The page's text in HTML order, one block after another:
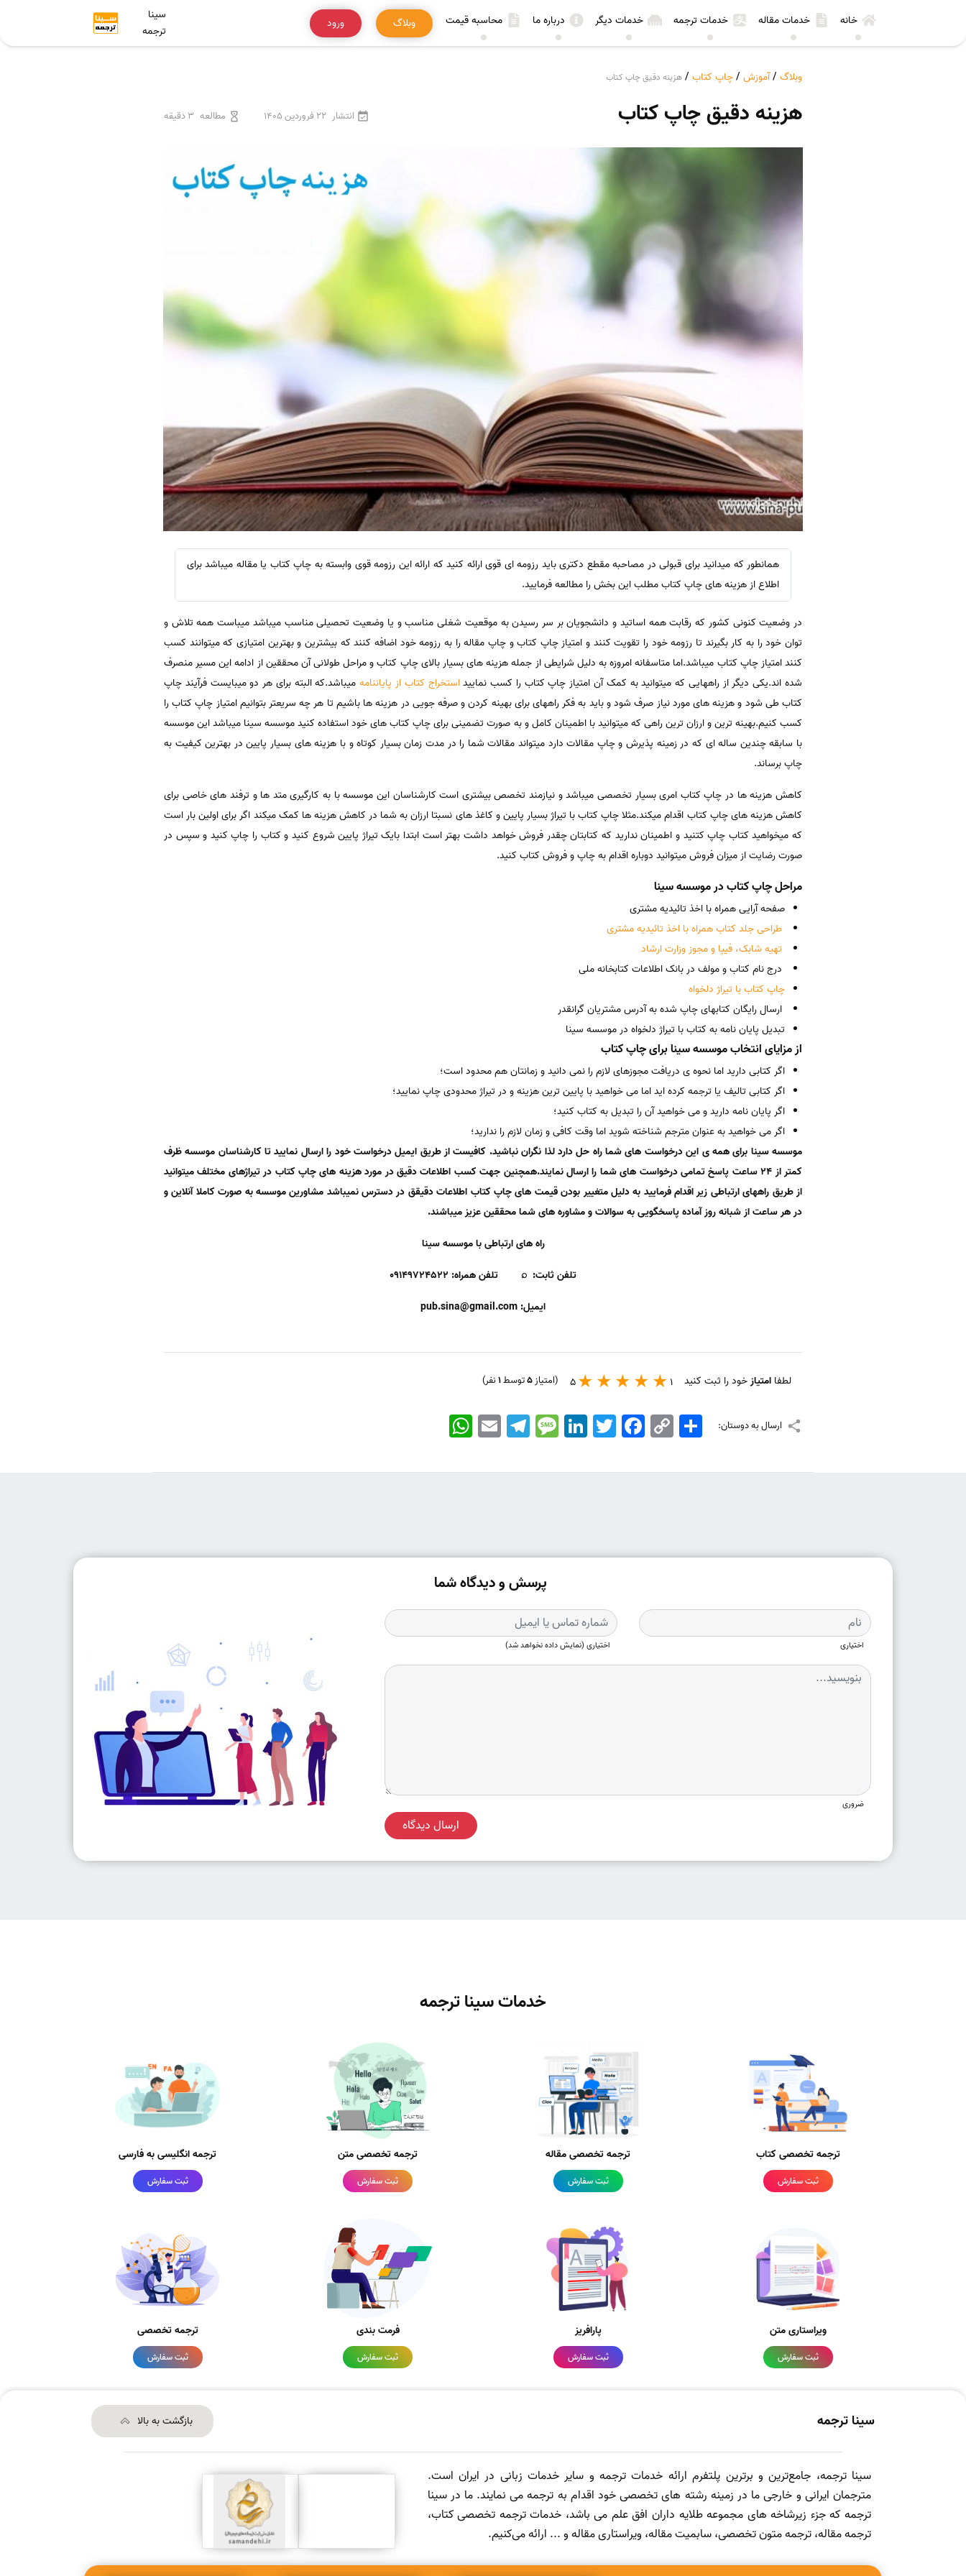
خانه خدمات مقاله خدمات ترجمه خدمات دیگر درباره ما محاسبه قیمت وبلاگ ورود
سینا
ترجمه
وبلاگ /آموزش /چاپ کتاب / هزینه دقیق چاپ کتاب
هزینه دقیق چاپ کتاب انتشار 22 فروردین 1405 مطالعه 3 دقیقه
همانطور که میدانید برای قبولی در مصاحبه مقطع دکتری باید رزومه ای قوی ارائه کنید که ارائه این رزومه قوی وابسته به چاپ کتاب یا مقاله میباشد برای
اطلاع از هزینه های چاپ کتاب مطلب این بخش را مطالعه فرمایید.
در وضعیت کنونی کشور که رقابت همه اساتید و دانشجویان بر سر رسیدن به موقعیت شغلی مناسب و یا وضعیت تحصیلی مناسب میباشد میباست همه تلاش و
توان خود را به کار بگیرند تا رزومه خود را تقویت کنند و امتیاز چاپ کتاب و چاپ مقاله را به رزومه خود اضافه کنند که بیشترین و بهترین امتیازی که میتوانند کسب
کنند امتیاز چاپ کتاب میباشد.اما متاسفانه امروزه به دلیل شرایطی از جمله هزینه های بسیار بالای چاپ کتاب و مراحل طولانی آن محققین از ادامه این مسیر منصرف
شده اند.یکی دیگر از راههایی که میتوانید به کمک آن امتیاز چاپ کتاب را کسب نماییداستخراج کتاب از پایاننامهمیباشد.که البته برای هر دو میبایست فرآیند چاپ
کتاب طی شود و هزینه های مورد نیاز صرف شود و باید به فکر راههای برای بهینه کردن و صرفه جویی در هزینه ها باشیم تا هر چه سریعتر بتوانیم امتیاز چاپ کتاب را
کسب کنیم.بهینه ترین و ارزان ترین راهی که میتوانید با اطمینان کامل و به صورت تضمینی برای چاپ کتاب های خود استفاده کنید موسسه سینا میباشد این موسسه
با سابقه چندین ساله ای که در زمینه پذیرش و چاپ مقالات دارد میتواند مقالات شما را در مدت زمان بسیار کوتاه و با هزینه های بسیار پایین در بهترین کیفیت به
چاپ برساند.
کاهش هزینه ها در چاپ کتاب امری بسیار تخصصی میباشد و نیازمند تخصص بیشتری است کارشناسان این موسسه با به کارگیری متد ها و ترفند های خاصی برای
کاهش هزینه های چاپ کتاب اقدام میکند.مثلا چاپ کتاب با تیراژ بسیار پایین و کاغذ های نسبتا ارزان به شما در کاهش هزینه ها کمک میکند اگر برای اولین بار است
که میخواهید کتاب چاپ کتنید و اطمینان ندارید که کتابتان چقدر فروش خواهد داشت بهتر است ابتدا بایک تیراژ پایین شروع کنید و کتاب را چاپ کنید و سپس در
صورت رضایت از میزان فروش میتوانید دوباره اقدام به چاپ و فروش کتاب کنید.
مراحل چاپ کتاب در موسسه سینا
صفحه آرایی همراه با اخذ تائیدیه مشتری
طراحی جلد کتاب همراه با اخذ تائیدیه مشتری
تهیه شابک، فیپا و مجوزوزارت ارشاد
درج نام کتاب و مولف در بانک اطلاعات کتابخانه ملی
چاپ کتاب با تیراژ دلخواه
ارسال رایگان کتابهای چاپ شده به آدرس مشتریان گرانقدر
تبدیل پایان نامه به کتاب با تیراژ دلخواه در موسسه سینا
از مزایای انتخاب موسسه سینا برای چاپ کتاب
اگر کتابی دارید اما نحوه ی دریافت مجوزهای لازم را نمی دانید و زمانتان هم محدود است؛
اگر کتابی تالیف یا ترجمه کرده اید اما می خواهید با پایین ترین هزینه و در تیراژ محدودی چاپ نمایید؛
اگر پایان نامه دارید و می خواهید آن را تبدیل به کتاب کنید؛
اگر می خواهید به عنوان مترجم شناخته شوید اما وقت کافی و زمان لازم را ندارید؛
موسسه سینا برای همه ی این درخواست های شما راه حل دارد لذا نگران نباشید. کافیست از طریق ایمیل درخواست خود را ارسال نمایید تا کارشناسان موسسه ظرف
کمتر از ۲۴ ساعت پاسخ تمامی درخواست های شما را ارسال نمایند.همچنین جهت کسب اطلاعات دقیق در مورد هزینه های چاپ کتاب در تیراژهای مختلف میتوانید
از طریق راههای ارتباطی زیر اقدام فرمایید به دلیل متغییر بودن قیمت های چاپ کتاب اطلاعات دقیقق در دسترس نمیباشد مشاورین موسسه به صورت کاملا آنلاین و
در هر ساعت از شبانه روز آماده پاسخگویی به سوالات و مشاوره های شما محققین عزیز میباشند.
راه های ارتباطی با موسسه سینا
تلفن ثابت: ⌕ تلفن همراه: ۰۹۱۴۹۷۲۴۵۲۲
ایمیل: pub.sina@gmail.com
لطفا امتیازخود را ثبت کنید 1
5 (امتیاز5توسط1نفر)
ارسال به دوستان: WhatsApp EmailTelegramMessageLinkedIn TwitterFacebook Copy
Link
اشتراک
پرسش و دیدگاه شما
اختیاری اختیاری (نمایش داده نخواهد شد)
ضروری
ارسال دیدگاه
خدمات سینا ترجمه
ترجمه تخصصی کتاب
ثبت سفارش
ترجمه تخصصی مقاله
ثبت سفارش
ترجمه تخصصی متن
ثبت سفارش
ترجمه انگلیسی به فارسی
ثبت سفارش
ویراستاری متن
ثبت سفارش
پارافریز
ثبت سفارش
فرمت بندی
ثبت سفارش
ترجمه تخصصی
ثبت سفارش
سینا ترجمه بازگشت به بالا
سینا ترجمه، جامع‌ترین و برترین پلتفرم ارائه خدمات ترجمه و سایر خدمات زبانی در ایران است.
مترجمان ایرانی و خارجی ما در زمینه رشته های تخصصی خود اقدام به ترجمه می نمایند. ما در سینا
ترجمه که جزء زیرشاخه های مجموعه طلایه داران افق علم می باشد، خدمات ترجمه تخصصی کتاب،
ترجمه مقاله، ترجمه متون تخصصی، سابمیت مقاله، ویراستاری مقاله و ... ارائه می‌کنیم.